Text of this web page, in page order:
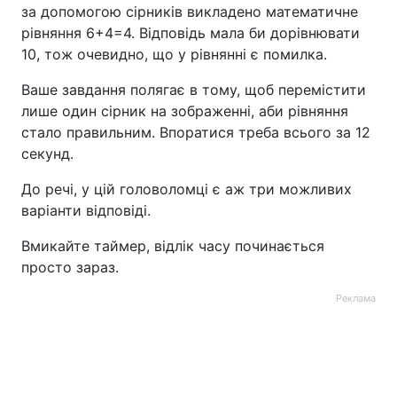
за допомогою сірників викладено математичне
рівняння 6+4=4. Відповідь мала би дорівнювати
10, тож очевидно, що у рівнянні є помилка.
Ваше завдання полягає в тому, щоб перемістити
лише один сірник на зображенні, аби рівняння
стало правильним. Впоратися треба всього за 12
секунд.
До речі, у цій головоломці є аж три можливих
варіанти відповіді.
Вмикайте таймер, відлік часу починається
просто зараз.
Реклама